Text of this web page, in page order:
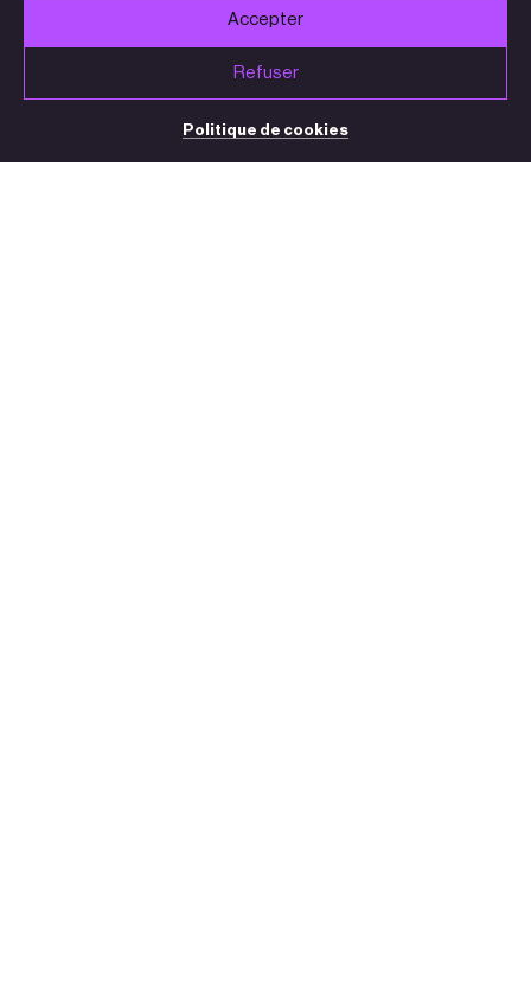
Accepter
Refuser
Politique de cookies